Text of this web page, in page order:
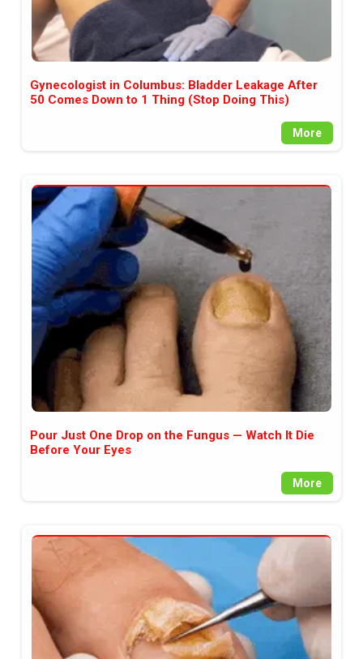
Gynecologist in Columbus: Bladder Leakage After
50 Comes Down to 1 Thing (Stop Doing This)
More
Pour Just One Drop on the Fungus — Watch It Die
Before Your Eyes
More